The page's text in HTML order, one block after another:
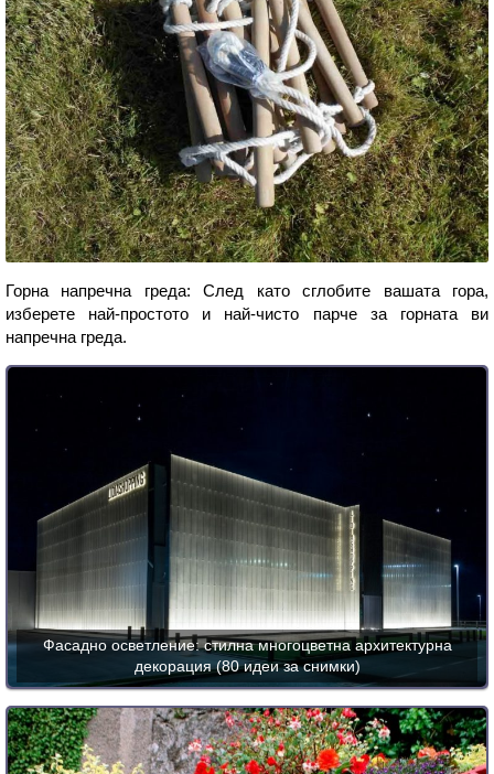
Горна напречна греда: След като сглобите вашата гора,
изберете най-простото и най-чисто парче за горната ви
напречна греда.
Фасадно осветление: стилна многоцветна архитектурна
декорация (80 идеи за снимки)